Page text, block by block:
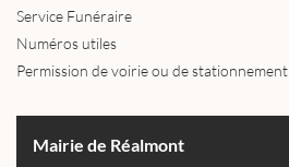
Service Funéraire
Numéros utiles
Permission de voirie ou de stationnement
Mairie de Réalmont